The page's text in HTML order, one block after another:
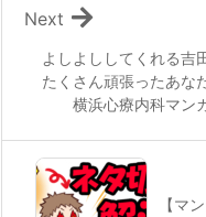
よしよししてくれる吉
たくさん頑張ったあな
横浜心療内科マン
Next
【マ